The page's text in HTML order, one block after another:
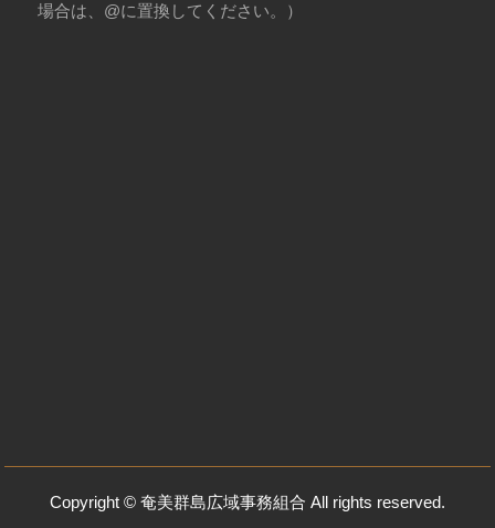
場合は、@に置換してください。）
Copyright © 奄美群島広域事務組合 All rights reserved.